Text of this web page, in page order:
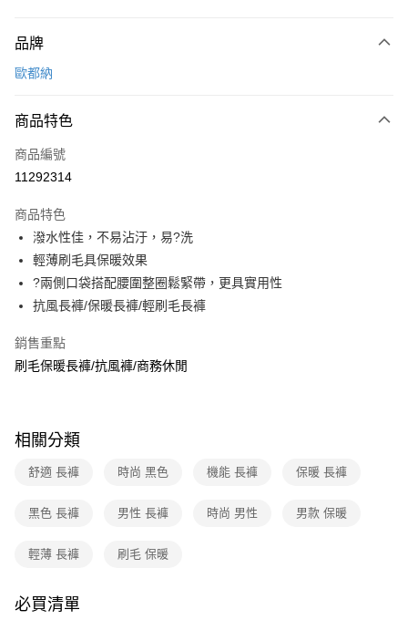
信用卡一次付款
3 期 0 利率 每期
合作金庫商業銀行
上海商業儲蓄銀行
臺灣中小企業銀行
匯豐（台灣）商業銀行
聯邦商業銀行
元大商業銀行
永豐商業銀行
玉山商業銀行
台灣樂天信用卡公司
合作金庫商業銀行
上海商業儲蓄銀行
國泰世華商業銀行
匯豐（台灣）商業銀行
聯邦商業銀行
遠東國際商業銀行
元大商業銀行
台新國際商業銀行
台灣樂天信用卡公司
超商取貨付款
LINE Pay
Apple Pay
悠遊付
Google Pay
全盈+PAY
1.本服務由台灣大哥大提供，台灣大哥大用戶可立即使用無須另外申請。
流程，驗證手機門號後，選擇欲分期的期數、繳款截止日，確認付款後即完
3.實際核准額度、可分期數及費用金額請依後續交易確認頁面所載為準。
4.訂單成立30分鐘內，如未前往確認交易或遇審核未通過，訂單將自動取
法說明評估內容。
醒簡訊。
ATM付款
貨到付款
運送方式
全家取貨付款
付款後全家取貨
品牌
歐都納
商品特色
商品編號
11292314
商品特色
潑水性佳，不易沾汙，易?洗
輕薄刷毛具保暖效果
?兩側口袋搭配腰圍整圈鬆緊帶，更具實用性
抗風長褲/保暖長褲/輕刷毛長褲
銷售重點
刷毛保暖長褲/抗風褲/商務休閒
相關分類
舒適 長褲 時尚 黑色 機能 長褲 保暖 長褲
黑色 長褲 男性 長褲 時尚 男性 男款 保暖
輕薄 長褲 刷毛 保暖
必買清單